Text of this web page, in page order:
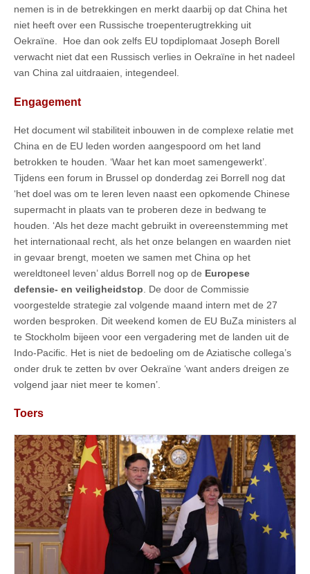
nemen is in de betrekkingen en merkt daarbij op dat China het
niet heeft over een Russische troepenterugtrekking uit
Oekraïne. Hoe dan ook zelfs EU topdiplomaat Joseph Borell
verwacht niet dat een Russisch verlies in Oekraïne in het nadeel
van China zal uitdraaien, integendeel.
Engagement
Het document wil stabiliteit inbouwen in de complexe relatie met
China en de EU leden worden aangespoord om het land
betrokken te houden. ‘Waar het kan moet samengewerkt’.
Tijdens een forum in Brussel op donderdag zei Borrell nog dat
‘het doel was om te leren leven naast een opkomende Chinese
supermacht in plaats van te proberen deze in bedwang te
houden. ‘Als het deze macht gebruikt in overeenstemming met
het internationaal recht, als het onze belangen en waarden niet
in gevaar brengt, moeten we samen met China op het
wereldtoneel leven’ aldus Borrell nog op de Europese
defensie- en veiligheidstop . De door de Commissie
voorgestelde strategie zal volgende maand intern met de 27
worden besproken. Dit weekend komen de EU BuZa ministers al
te Stockholm bijeen voor een vergadering met de landen uit de
Indo-Pacific. Het is niet de bedoeling om de Aziatische collega’s
onder druk te zetten bv over Oekraïne ‘want anders dreigen ze
volgend jaar niet meer te komen’.
Toers